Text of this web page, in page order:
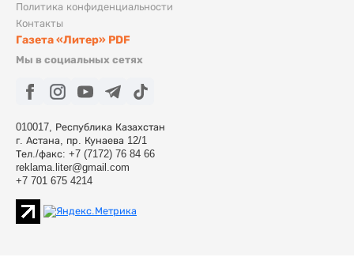
Политика конфиденциальности
Контакты
Газета «Литер» PDF
Мы в социальных сетях
010017, Республика Казахстан
г. Астана, пр. Кунаева 12/1
Тел./факс: +7 (7172) 76 84 66
reklama.liter@gmail.com
+7 701 675 4214